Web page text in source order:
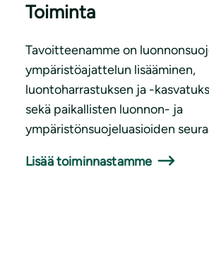
Toiminta
Tavoitteenamme on
ympäristöajattelun lisääminen,
luontoharrastuksen ja -
sekä paikallisten luonnon- ja
ympäristönsuojeluasioiden
Lisää toiminnastamme